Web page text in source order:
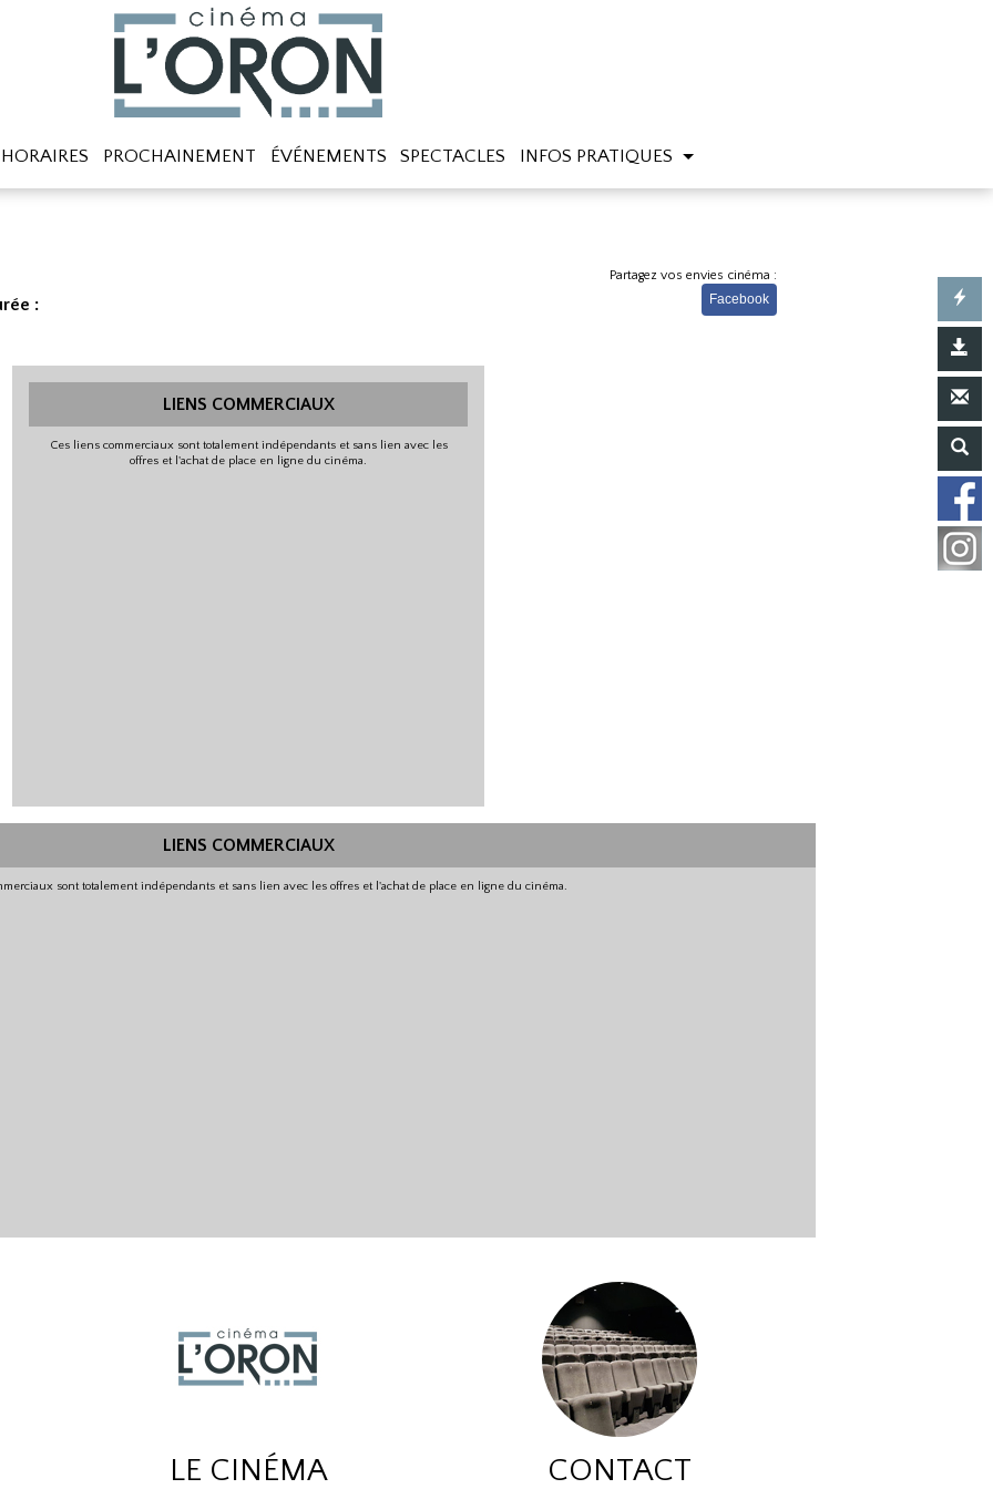
HORAIRES PROCHAINEMENT ÉVÉNEMENTS SPECTACLES INFOS PRATIQUES
:
Partagez vos envies cinéma :
Facebook
LIENS COMMERCIAUX
Ces liens commerciaux sont totalement indépendants et sans lien avec les
offres et l'achat de place en ligne du cinéma.
LIENS COMMERCIAUX
sont totalement indépendants et sans lien avec les offres et l'achat de place en ligne du cinéma.
LE CINÉMA CONTACT